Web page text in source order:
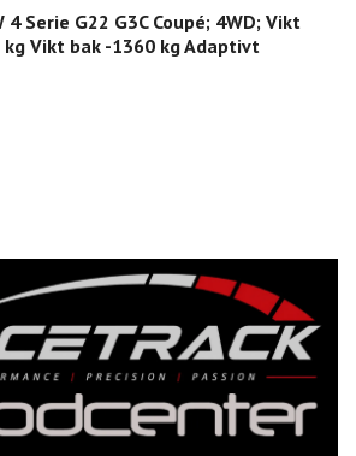
4 Serie G22 G3C Coupé; 4WD; Vikt
Vikt bak -1360 kg Adaptivt